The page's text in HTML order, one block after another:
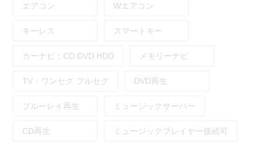
エアコン Wエアコン
キーレス スマートキー
カーナビ： CD DVD HDD メモリーナビ
TV： ワンセグ フルセグ DVD再生
ブルーレイ再生 ミュージックサーバー
CD再生 ミュージックプレイヤー接続可